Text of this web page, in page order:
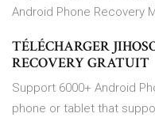
Android Phone Recovery
TÉLÉCHARGER
RECOVERY GRATUIT
Support 6000+ Android
phone or tablet that